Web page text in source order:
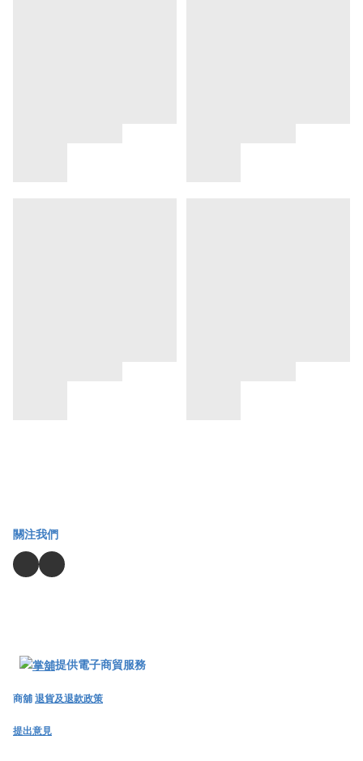
關注我們
提供電子商貿服務
商舖退貨及退款政策
提出意見